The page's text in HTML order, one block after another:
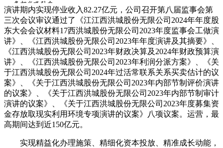
演讲期内实现停业收入82.27亿元，公司召开第八届监事会第
三次会议审议通过了《江江西洪城股份无限公司2024年年度股
东大会会议材料17西洪城股份无限公司2023年度监事会工做演
讲》、《江西洪城股份无限公司2023年年度演讲及其摘要》、
《江西洪城股份无限公司2023年财政决算及2024年财政预算演
讲》、《江西洪城股份无限公司2023年利润分派方案》、《关
于江西洪城股份无限公司2024年过活常联系关系买卖估计的议
案》、《关于江西洪城股份无限公司2023年内部节制评价演讲
的议案》、《关于江西洪城股份无限公司2023年内部节制审计
演讲的议案》、《关于江西洪城股份无限公司2023年度募集资
金存放取现实利用环境专项演讲的议案》八项议案。运营，最
高期间达到近150亿元。
实现精益化办理施策、精细化资本投放、精准成长动能，